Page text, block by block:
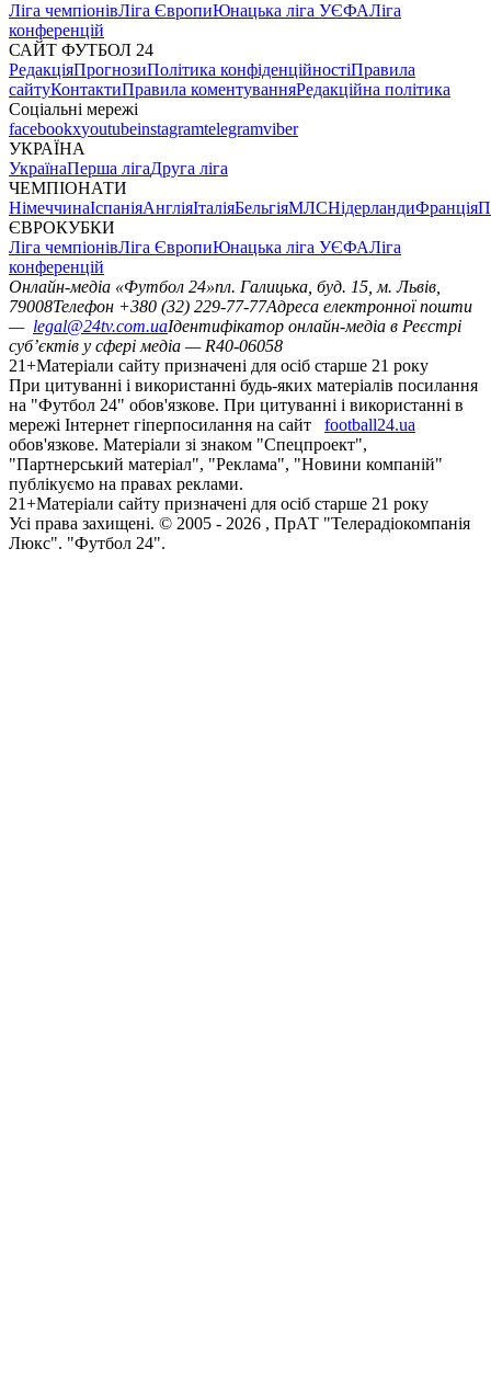
Ліга чемпіонівЛіга ЄвропиЮнацька ліга УЄФАЛіга
конференцій
САЙТ ФУТБОЛ 24
РедакціяПрогнозиПолітика конфіденційностіПравила
сайтуКонтактиПравила коментуванняРедакційна політика
Соціальні мережі
facebookxyoutubeinstagramtelegramviber
УКРАЇНА
УкраїнаПерша лігаДруга ліга
ЧЕМПІОНАТИ
НімеччинаІспаніяАнгліяІталіяБельгіяМЛСНідерландиФранція
ЄВРОКУБКИ
Ліга чемпіонівЛіга ЄвропиЮнацька ліга УЄФАЛіга
конференцій
Онлайн-медіа «Футбол 24»пл. Галицька, буд. 15, м. Львів,
79008Телефон +380 (32) 229-77-77Адреса електронної пошти
— legal@24tv.com.uaІдентифікатор онлайн-медіа в Реєстрі
суб’єктів у сфері медіа — R40-06058
21+Матеріали сайту призначені для осіб старше 21 року
При цитуванні і використанні будь-яких матеріалів посилання
на "Футбол 24" обов'язкове. При цитуванні і використанні в
мережі Інтернет гіперпосилання на сайт
football24.ua
обов'язкове. Матеріали зі знаком "Спецпроект",
"Партнерський матеріал", "Реклама", "Новини компаній"
публікуємо на правах реклами.
21+Матеріали сайту призначені для осіб старше 21 року
Усi права захищенi. © 2005 - 2026 , ПрАТ "Телерадіокомпанія
Люкс". "Футбол 24".